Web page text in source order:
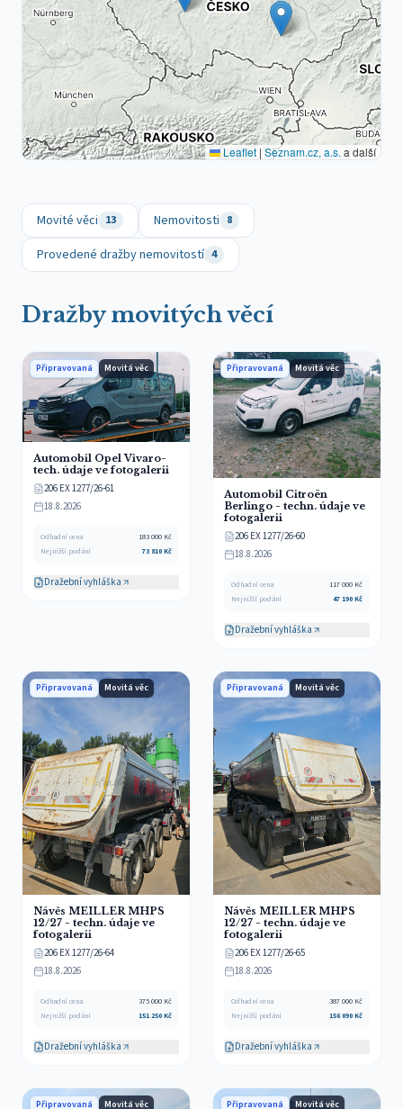
Leaflet | Seznam.cz, a.s. a další
Movité věci 13 Nemovitosti 8
Provedené dražby nemovitostí 4
Dražby movitých věcí
Připravovaná Movitá věc
Automobil Opel Vivaro-
tech. údaje ve fotogalerii
206 EX 1277/26-61
18.8.2026
Odhadní cena 183 000 Kč
Nejnižší podání
73 810Kč
Dražební vyhláška
Připravovaná Movitá věc
Automobil Citroën
Berlingo - techn. údaje ve
fotogalerii
206 EX 1277/26-60
18.8.2026
Odhadní cena 117 000 Kč
Nejnižší podání
47 190Kč
Dražební vyhláška
Připravovaná Movitá věc
Návěs MEILLER MHPS
12/27 - techn. údaje ve
fotogalerii
206 EX 1277/26-64
18.8.2026
Odhadní cena 375 000 Kč
Nejnižší podání
151 250Kč
Dražební vyhláška
Připravovaná Movitá věc
Návěs MEILLER MHPS
12/27 - techn. údaje ve
fotogalerii
206 EX 1277/26-65
18.8.2026
Odhadní cena 387 000 Kč
Nejnižší podání
156 090Kč
Dražební vyhláška
Připravovaná Movitá věc Připravovaná Movitá věc